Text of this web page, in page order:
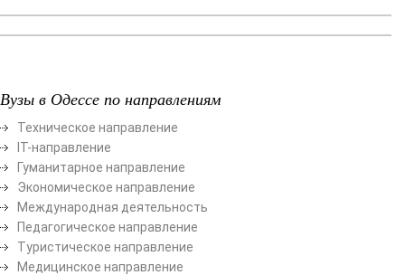
Вузы в Одессе по направлениям
Техническое направление
ІТ-направление
Гуманитарное направление
Экономическое направление
Международная деятельность
Педагогическое направление
Туристическое направление
Медицинское направление